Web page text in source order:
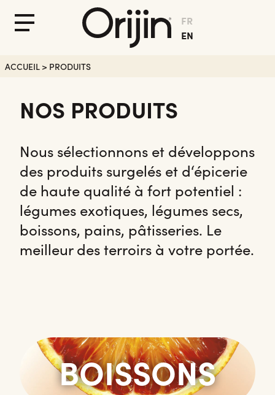
Menu
FR
EN
ACCUEIL > PRODUITS
NOS PRODUITS
Nous sélectionnons et développons
des produits surgelés et d‘épicerie
de haute qualité à fort potentiel :
légumes exotiques, légumes secs,
boissons, pains, pâtisseries. Le
meilleur des terroirs à votre portée.
BOISSONS
Fermer